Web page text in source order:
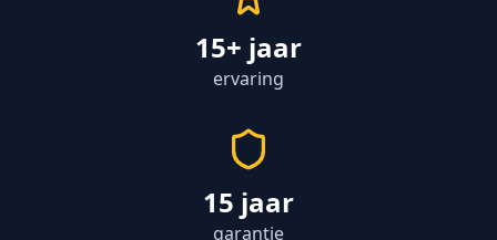
15+ jaar
ervaring
15 jaar
garantie